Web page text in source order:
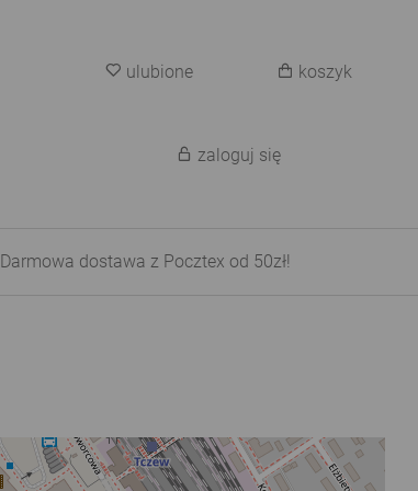
ulubione koszyk
zaloguj się
Darmowa dostawa z Pocztex od 50zł!